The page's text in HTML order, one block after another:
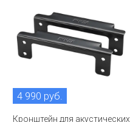
4 990 руб.
Кронштейн для акустических